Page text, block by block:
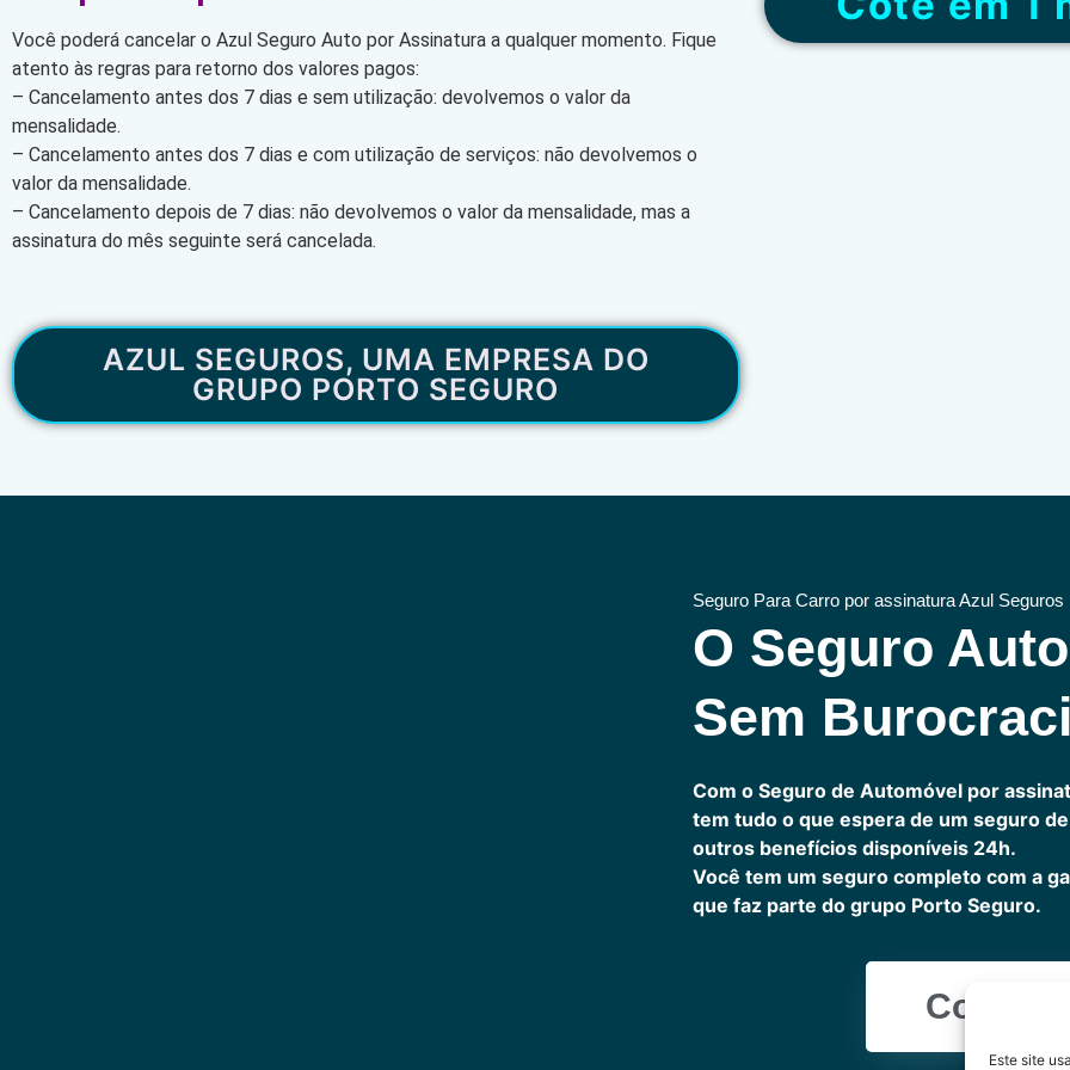
Este site
Você poderá cancelar o Azul Seguro Auto por Assinatura a qualquer momento. Fique
atento às regras para retorno dos valores pagos:
– Cancelamento antes dos 7 dias e sem utilização: devolvemos o valor da
mensalidade.
– Cancelamento antes dos 7 dias e com utilização de serviços: não devolvemos o
valor da mensalidade.
– Cancelamento depois de 7 dias: não devolvemos o valor da mensalidade, mas a
assinatura do mês seguinte será cancelada.
AZUL SEGUROS, UMA EMPRESA DO
GRUPO PORTO SEGURO
Seguro Para Carro por assinatura Azul Seguros
O Seguro
Sem
Com o Seguro de Automóvel por
tem tudo o que espera de um seguro
outros benefícios disponíveis 24h.
Você tem um seguro completo com a
que faz parte do grupo Porto Seguro.
Cote